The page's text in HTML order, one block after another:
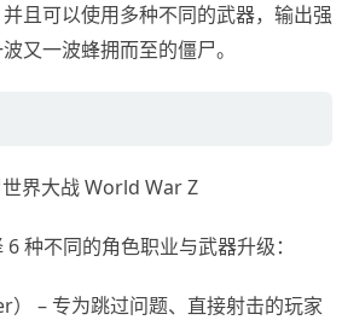
且可以使用多种不同的武器，输出强
又一波蜂拥而至的僵尸。
种不同的角色职业与武器升级：
– 专为跳过问题、直接射击的玩家